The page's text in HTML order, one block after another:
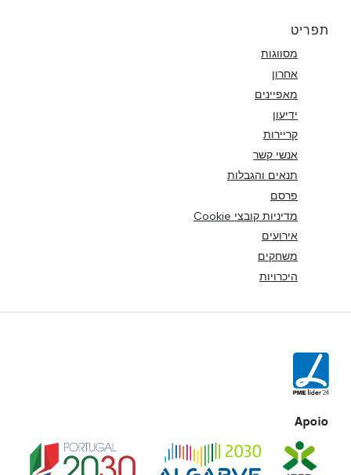
תפריט
מסווגות
אחרון
מאפיינים
ידיעון
קריירות
אנשי קשר
תנאים והגבלות
פרסם
מדיניות קובצי Cookie
אירועים
משחקים
היכרויות
Apoio